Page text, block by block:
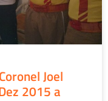
Joel
2015 a